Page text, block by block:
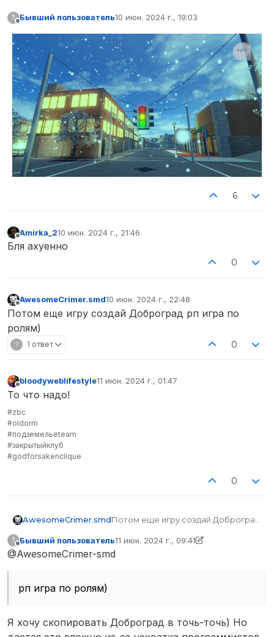
? Бывший пользователь10 июн. 2024 г., 19:03
отредактировано
6
Amirka_210 июн. 2024 г., 21:46
отредактировано
Бля ахуенно
0
AwesomeCrimer.smd10 июн. 2024 г., 22:48
отредактировано
Потом еще игру создай Доброград рп игра по
ролям)
? 1 ответ 0
bloodyweblifestyle11 июн. 2024 г., 01:47
отредактировано
То что надо!
#zbc
#oldorm
#подземельеteam
#закрытыйклуб
#godforsakenclique
0
AwesomeCrimer.smdПотом еще игру создай Доброград
?
Не в сети
Бывший пользователь11 июн. 2024 г., 09:41
отредактировано Бывший
@AwesomeCrimer-smd
рп игра по ролям)
Я хочу скопировать Доброград в точь-точь) Но